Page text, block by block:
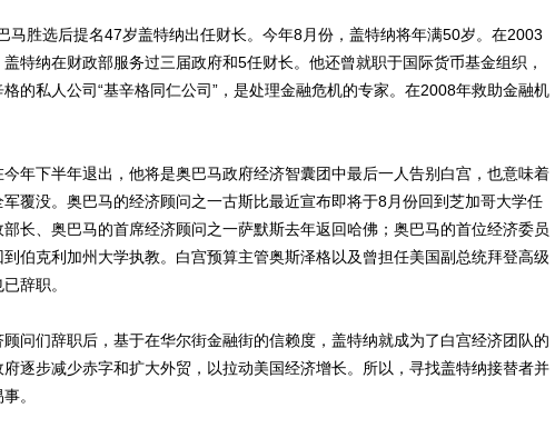
胜选后提名47岁盖特纳出任财长。今年8月份，盖特纳将年满50岁。在2003
特纳在财政部服务过三届政府和5任财长。他还曾就职于国际货币基金组织，
的私人公司“基辛格同仁公司”，是处理金融危机的专家。在2008年救助金融机
下半年退出，他将是奥巴马政府经济智囊团中最后一人告别白宫，也意味着
覆没。奥巴马的经济顾问之一古斯比最近宣布即将于8月份回到芝加哥大学任
长、奥巴马的首席经济顾问之一萨默斯去年返回哈佛；奥巴马的首位经济委员
伯克利加州大学执教。白宫预算主管奥斯泽格以及曾担任美国副总统拜登高级
辞职。
们辞职后，基于在华尔街金融街的信赖度，盖特纳就成为了白宫经济团队的
逐步减少赤字和扩大外贸，以拉动美国经济增长。所以，寻找盖特纳接替者并
。